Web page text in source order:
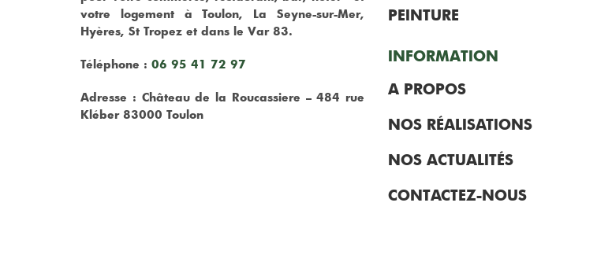
votre logement à Toulon, La Seyne-sur-Mer,
Hyères, St Tropez et dans le Var 83.
Téléphone : 06 95 41 72 97
Adresse : Château de la Roucassiere – 484 rue
Kléber 83000 Toulon
PEINTURE
INFORMATION
A PROPOS
NOS RÉALISATIONS
NOS ACTUALITÉS
CONTACTEZ-NOUS